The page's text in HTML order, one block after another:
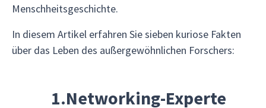
Menschheitsgeschichte.
In diesem Artikel erfahren Sie sieben kuriose Fakten
über das Leben des außergewöhnlichen Forschers:
1.Networking-Experte